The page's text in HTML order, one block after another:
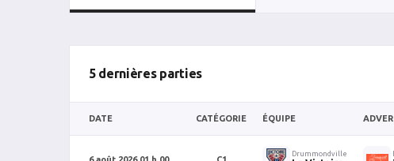
5 dernières parties
DATE CATÉGORIE ÉQUIPE
6 août 2026 01 h 00 C1
Drummondville